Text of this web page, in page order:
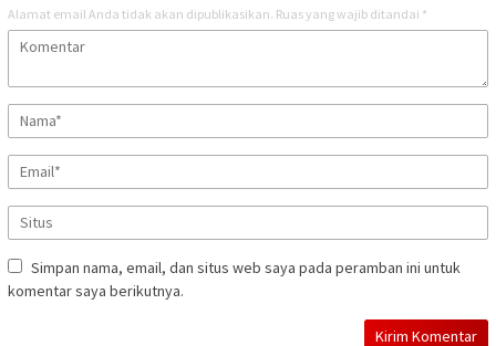
Alamat email Anda tidak akan dipublikasikan. Ruas yang wajib ditandai *
Simpan nama, email, dan situs web saya pada peramban ini untuk
komentar saya berikutnya.